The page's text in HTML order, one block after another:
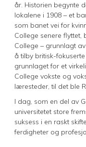
år. Historien begynte
lokalene i 1908 – et
som banet vei for
College senere flyttet,
College – grunnlagt
å tilby britisk-
grunnlaget for et
College vokste og
læresteder, til det ble
I dag, som en del av
universitetet store
suksess i en raskt
ferdigheter og